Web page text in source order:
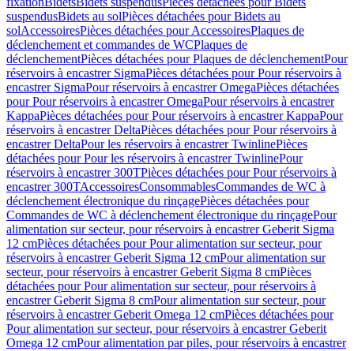
suspendusBidets au solPièces détachées pour Bidets au
solAccessoiresPièces détachées pour AccessoiresPlaques de
déclenchement et commandes de WCPlaques de
déclenchementPièces détachées pour Plaques de déclenchementPour
réservoirs à encastrer SigmaPièces détachées pour Pour réservoirs à
encastrer SigmaPour réservoirs à encastrer OmegaPièces détachées
pour Pour réservoirs à encastrer OmegaPour réservoirs à encastrer
KappaPièces détachées pour Pour réservoirs à encastrer KappaPour
réservoirs à encastrer DeltaPièces détachées pour Pour réservoirs à
encastrer DeltaPour les réservoirs à encastrer TwinlinePièces
détachées pour Pour les réservoirs à encastrer TwinlinePour
réservoirs à encastrer 300TPièces détachées pour Pour réservoirs à
encastrer 300TAccessoiresConsommablesCommandes de WC à
déclenchement électronique du rinçagePièces détachées pour
Commandes de WC à déclenchement électronique du rinçagePour
alimentation sur secteur, pour réservoirs à encastrer Geberit Sigma
12 cmPièces détachées pour Pour alimentation sur secteur, pour
réservoirs à encastrer Geberit Sigma 12 cmPour alimentation sur
secteur, pour réservoirs à encastrer Geberit Sigma 8 cmPièces
détachées pour Pour alimentation sur secteur, pour réservoirs à
encastrer Geberit Sigma 8 cmPour alimentation sur secteur, pour
réservoirs à encastrer Geberit Omega 12 cmPièces détachées pour
Pour alimentation sur secteur, pour réservoirs à encastrer Geberit
Omega 12 cmPour alimentation par piles, pour réservoirs à encastrer